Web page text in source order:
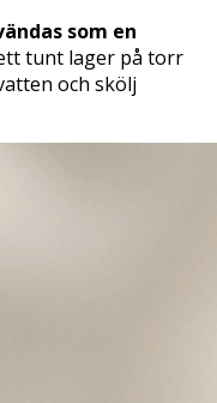
som en
tunt lager på torr
och skölj